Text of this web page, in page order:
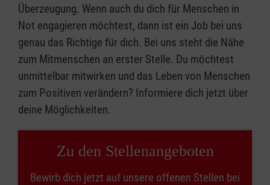
Überzeugung. Wenn auch du dich für Menschen in
Not engagieren möchtest, dann ist ein Job bei uns
genau das Richtige für dich. Bei uns steht die Nähe
zum Mitmenschen an erster Stelle. Du möchtest
unmittelbar mitwirken und das Leben von Menschen
zum Positiven verändern? Informiere dich jetzt über
deine Möglichkeiten.
Zu den Stellenangeboten
Bewirb dich jetzt auf unsere offenen Stellen bei